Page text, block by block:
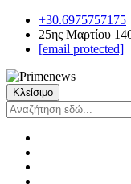
+30.6975757175
25ης Μαρτίου
[email protected]
Κλείσιμο